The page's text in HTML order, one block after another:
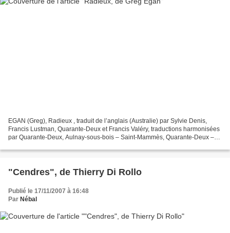
EGAN (Greg), Radieux , traduit de l’anglais (Australie) par Sylvie Denis,
Francis Lustman, Quarante-Deux et Francis Valéry, traductions harmonisées
par Quarante-Deux, Aulnay-sous-bois – Saint-Mammès, Quarante-Deux –
"Cendres", de Thierry Di Rollo
Publié le 17/11/2007 à 16:48
Par Nébal